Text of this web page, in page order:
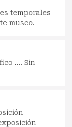
temporales
museo.
.... Sin